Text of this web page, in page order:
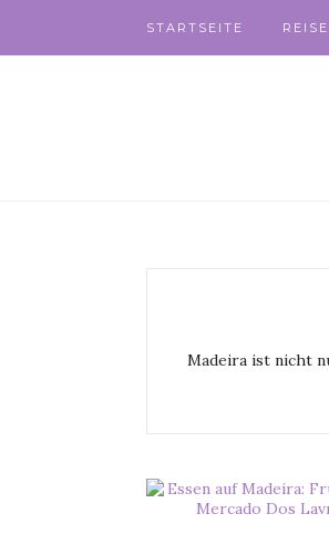
STARTSEITE
Madeira ist nicht